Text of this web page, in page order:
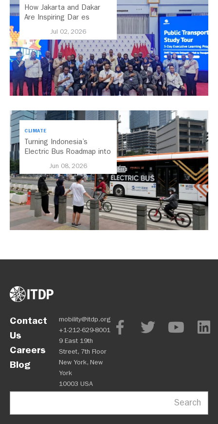
How Jakarta and Dakar
Are Inspiring Dar es
Jul 02, 2026
CLIMATE
Turning Indonesia’s
Electric Bus Roadmap into
Jun 08, 2026
Contact
Us
Careers
Blog
mobility@itdp.org
+1-212-629-8001
9 East 19th
Street, 7th Floor
New York, New
York
10003 USA
Search